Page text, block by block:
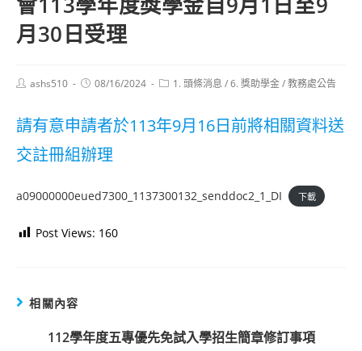
月30日受理
Postashs510
Post08/16/2024
Post1. 頭條消息 /6. 獎助學金/教務處公告
請有意申請者於113年9月16日前將相關資料送
交註冊組辦理
a09000000eued7300_1137300132_senddoc2_1_DI 下載
Post Views: 160
相關內容
112學年度五專優先免試入學招生簡章修訂事項